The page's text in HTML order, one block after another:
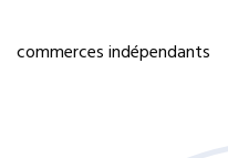
commerces indépendants